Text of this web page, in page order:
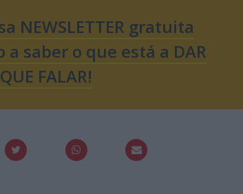
NEWSLETTER gratuita
a saber o que está a DAR
QUE FALAR!